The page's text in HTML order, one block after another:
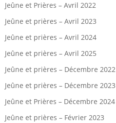
Jeûne et Prières – Avril 2022
Jeûne et prières – Avril 2023
Jeûne et prières – Avril 2024
Jeûne et prières – Avril 2025
Jeûne et prières – Décembre 2022
Jeûne et prières – Décembre 2023
Jeûne et Prières – Décembre 2024
Jeûne et prières – Février 2023